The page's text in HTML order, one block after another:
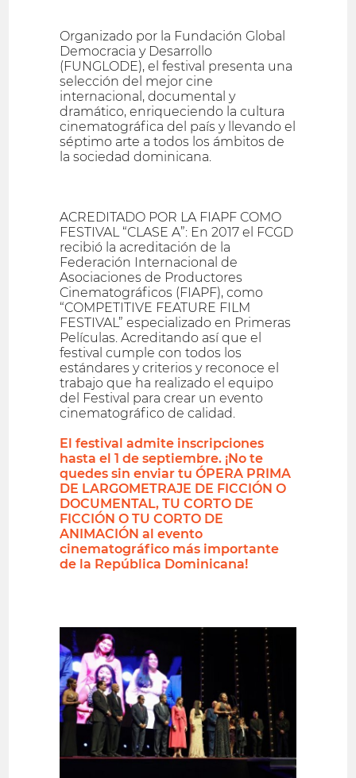
Organizado por la Fundación Global
Democracia y Desarrollo
(FUNGLODE), el festival presenta una
selección del mejor cine
internacional, documental y
dramático, enriqueciendo la cultura
cinematográfica del país y llevando el
séptimo arte a todos los ámbitos de
la sociedad dominicana.
ACREDITADO POR LA FIAPF COMO
FESTIVAL “CLASE A”: En 2017 el FCGD
recibió la acreditación de la
Federación Internacional de
Asociaciones de Productores
Cinematográficos (FIAPF), como
“COMPETITIVE FEATURE FILM
FESTIVAL” especializado en Primeras
Películas. Acreditando así que el
festival cumple con todos los
estándares y criterios y reconoce el
trabajo que ha realizado el equipo
del Festival para crear un evento
cinematográfico de calidad.
El festival admite inscripciones
hasta el 1 de septiembre. ¡No te
quedes sin enviar tu ÓPERA PRIMA
DE LARGOMETRAJE DE FICCIÓN O
DOCUMENTAL, TU CORTO DE
FICCIÓN O TU CORTO DE
ANIMACIÓN al evento
cinematográfico más importante
de la República Dominicana!